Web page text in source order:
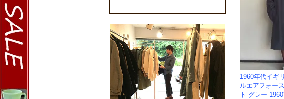
1960年代イギ
ルエアフォー
ト グレー